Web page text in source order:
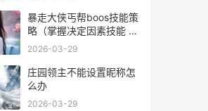
暴走大侠丐帮boos技能策
略（掌握决定因素技能 暴
走大侠丐帮门派技能
2026-03-29
庄园领主不能设置昵称怎
么办
2026-03-29